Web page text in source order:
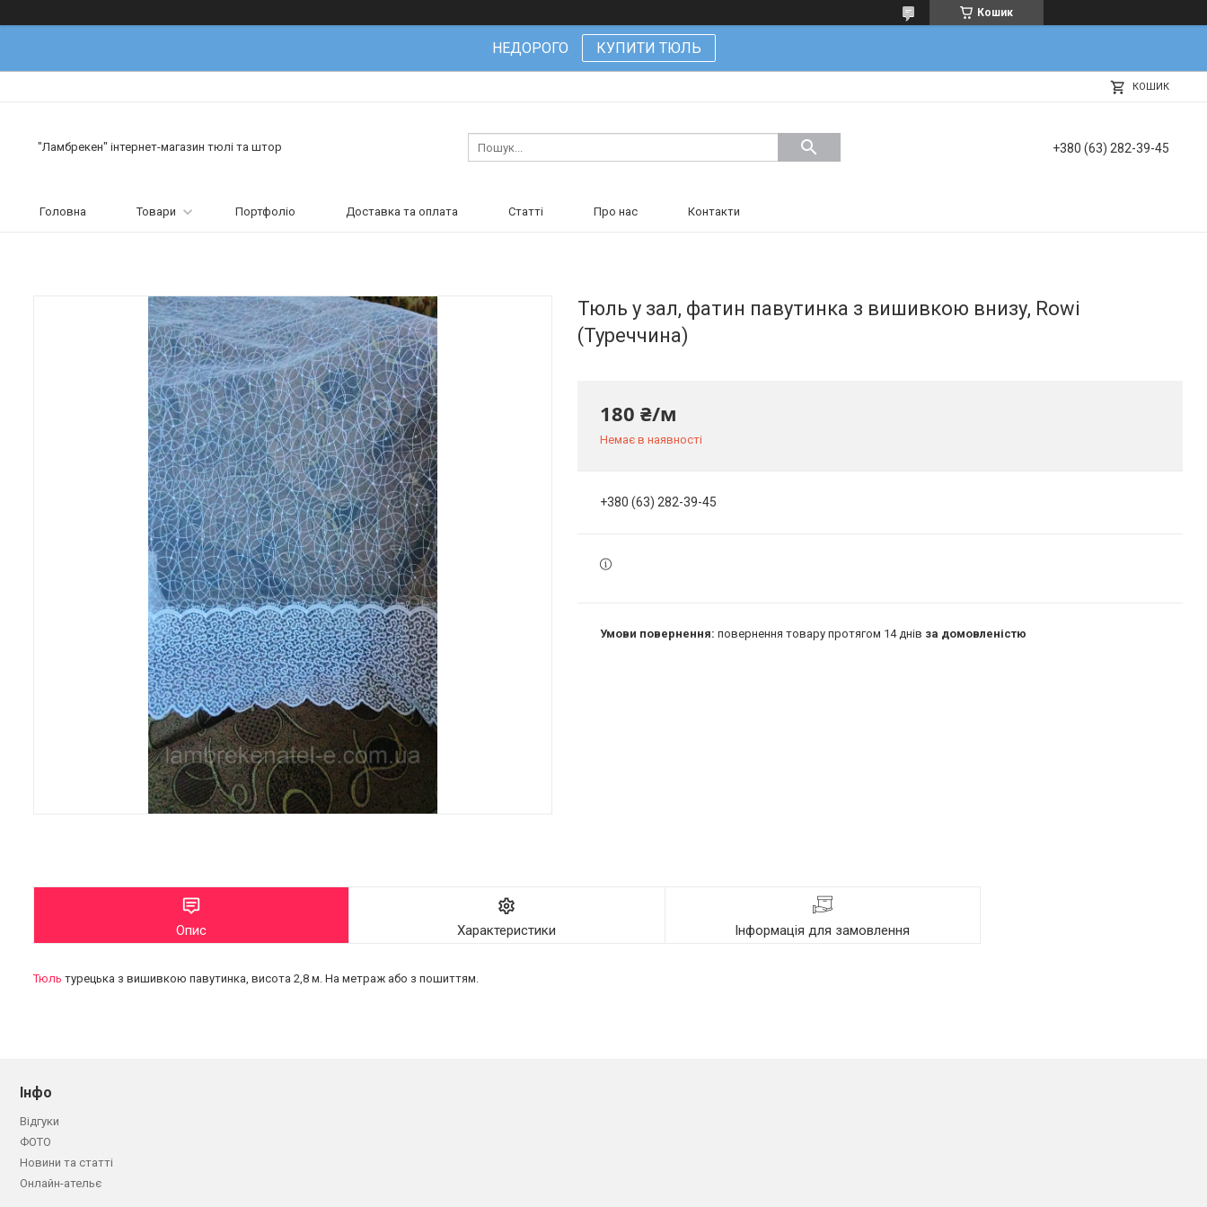
Кошик
НЕДОРОГО КУПИТИ ТЮЛЬ
КОШИК
"Ламбрекен" інтернет-магазин тюлі та штор +380 (63) 282-39-45
Головна Товари Портфоліо Доставка та оплата Статті Про нас Контакти
Тюль у зал, фатин павутинка з вишивкою внизу, Rowi
(Туреччина)
180 ₴/м
Немає в наявності
+380 (63) 282-39-45
повернення товару протягом 14 днів за домовленістю
Опис Характеристики Інформація для замовлення
Тюль турецька з вишивкою павутинка, висота 2,8 м. На метраж або з пошиттям.
Інфо
Відгуки
ФОТО
Новини та статті
Онлайн-ательє